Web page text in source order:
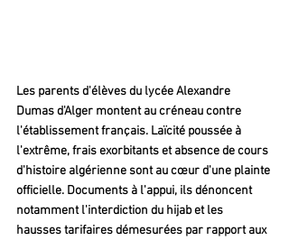
Les parents d'élèves du lycée Alexandre
Dumas d'Alger montent au créneau contre
l'établissement français. Laïcité poussée à
l'extrême, frais exorbitants et absence de cours
d'histoire algérienne sont au cœur d'une plainte
officielle. Documents à l'appui, ils dénoncent
notamment l'interdiction du hijab et les
hausses tarifaires démesurées par rapport aux